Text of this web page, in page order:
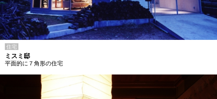
住宅
ミスミ邸
平面的に７角形の住宅